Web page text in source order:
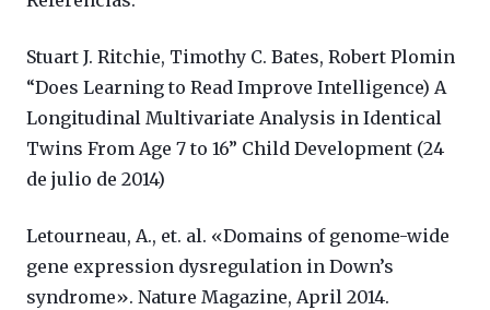
Stuart J. Ritchie, Timothy C. Bates, Robert Plomin
“Does Learning to Read Improve Intelligence) A
Longitudinal Multivariate Analysis in Identical
Twins From Age 7 to 16” Child Development (24
de julio de 2014)
Letourneau, A., et. al. «Domains of genome-wide
gene expression dysregulation in Down’s
syndrome». Nature Magazine, April 2014.